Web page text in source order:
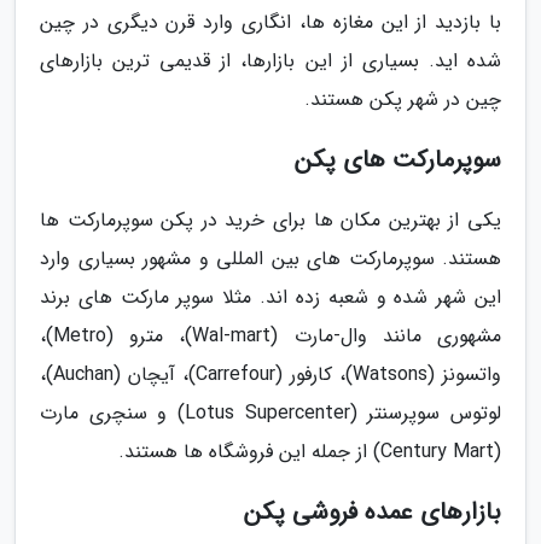
با بازدید از این مغازه ها، انگاری وارد قرن دیگری در چین
شده اید. بسیاری از این بازارها، از قدیمی ترین بازارهای
چین در شهر پکن هستند.
سوپرمارکت های پکن
یکی از بهترین مکان ها برای خرید در پکن سوپرمارکت ها
هستند. سوپرمارکت های بین المللی و مشهور بسیاری وارد
این شهر شده و شعبه زده اند. مثلا سوپر مارکت های برند
مشهوری مانند وال-مارت (Wal-mart)، مترو (Metro)،
واتسونز (Watsons)، کارفور (Carrefour)، آیچان (Auchan)،
لوتوس سوپرسنتر (Lotus Supercenter) و سنچری مارت
(Century Mart) از جمله این فروشگاه ها هستند.
بازارهای عمده فروشی پکن